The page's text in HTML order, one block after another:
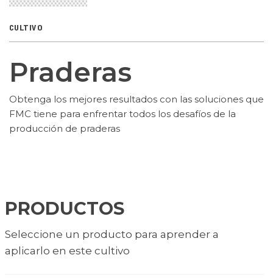
CULTIVO
Praderas
Obtenga los mejores resultados con las soluciones que
FMC tiene para enfrentar todos los desafíos de la
producción de praderas
PRODUCTOS
Seleccione un producto para aprender a
aplicarlo en este cultivo